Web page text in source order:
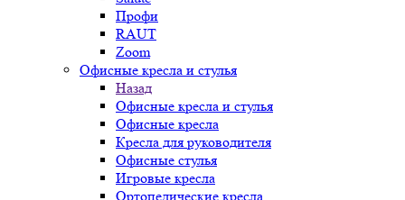
Профи
RAUT
Zoom
Офисные кресла и стулья
Назад
Офисные кресла и стулья
Офисные кресла
Кресла для руководителя
Офисные стулья
Игровые кресла
Ортопедические кресла